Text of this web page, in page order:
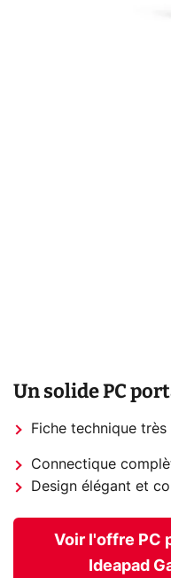
Un solide PC
Fiche technique
Connectique
Design élégant et
Voir l'offre PC
Ideapad